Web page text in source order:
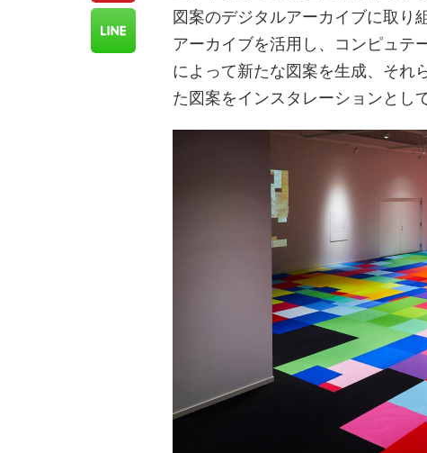
図案のデジタルアーカイブに取り
アーカイブを活用し、コンピュテ
によって新たな図案を生成、それ
た図案をインスタレーションとし